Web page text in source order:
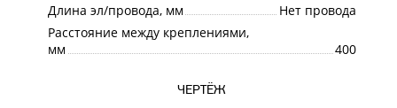
Длина эл/провода, мм
Нет провода
Расстояние между креплениями,
мм
400
ЧЕРТЁЖ